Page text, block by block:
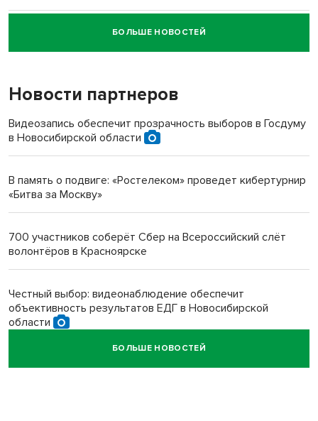
Новосибирский суд наказал водителя за смерть
пенсионерки на вокзале
«Мы живём на пастбище!»: в новосибирском селе лошади
терроризируют жителей
Инвалид получил условный срок за избиение врачей
Новосибирский преподаватель с женой вошли в топ-16
Обновлённое отделение ВТБ открылось в Искитиме
БОЛЬШЕ НОВОСТЕЙ
Новости партнеров
Видеозапись обеспечит прозрачность выборов в Госдуму
в Новосибирской области
В память о подвиге: «Ростелеком» проведет кибертурнир
«Битва за Москву»
700 участников соберёт Сбер на Всероссийский слёт
волонтёров в Красноярске
Честный выбор: видеонаблюдение обеспечит
объективность результатов ЕДГ в Новосибирской
области
Кибертанки пошли в бой: «Ростелеком» объявляет
БОЛЬШЕ НОВОСТЕЙ